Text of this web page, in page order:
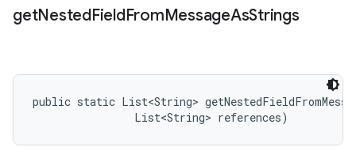
getNestedFieldFromMessageAsStrings
public static List<String>
                List<String> references)